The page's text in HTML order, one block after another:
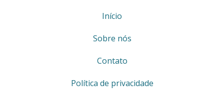
Início
Sobre nós
Contato
Política de privacidade